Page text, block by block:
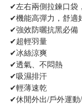
✔左右兩側拉鍊口袋
✔機能高彈力，舒適
✔強效防曬抗黑必備
✔超輕羽量
✔冰絲涼爽
✔透氣、不悶熱
✔吸濕排汗
✔輕薄速乾
✔休閒外出/戶外運